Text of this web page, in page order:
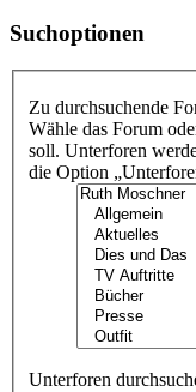
Suchoptionen
Zu durchsuchende
Wähle das Forum
soll. Unterforen
die Option
Unterforen